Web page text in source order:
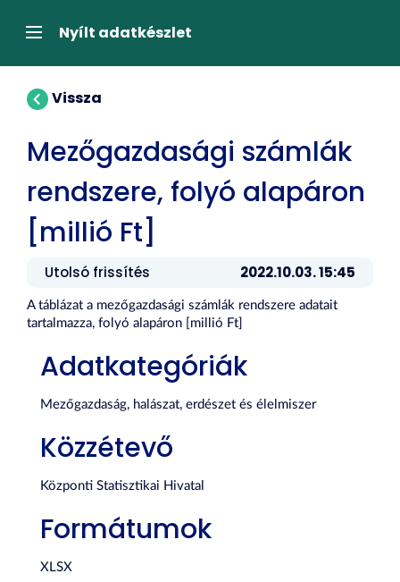
átugrásaNavigációNyílt adatkészlet
Vissza
Mezőgazdasági számlák
rendszere, folyó alapáron
[millió Ft]
Utolsó frissítés 2022.10.03. 15:45
A táblázat a mezőgazdasági számlák rendszere adatait
tartalmazza, folyó alapáron [millió Ft]
Adatkategóriák
Mezőgazdaság, halászat, erdészet és élelmiszer
Közzétevő
Központi Statisztikai Hivatal
Formátumok
XLSX